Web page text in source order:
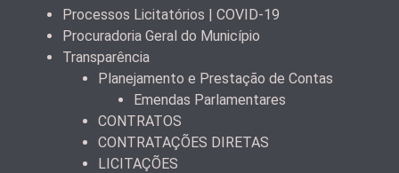
Processos Licitatórios | COVID-19
Procuradoria Geral do Município
Transparência
Planejamento e Prestação de Contas
Emendas Parlamentares
CONTRATOS
CONTRATAÇÕES DIRETAS
LICITAÇÕES